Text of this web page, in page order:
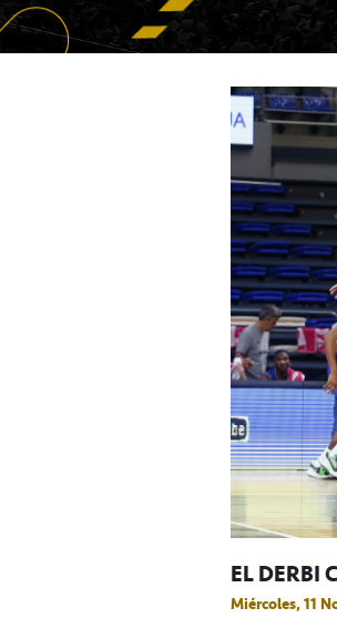
EL DERBI
Miércoles, 11